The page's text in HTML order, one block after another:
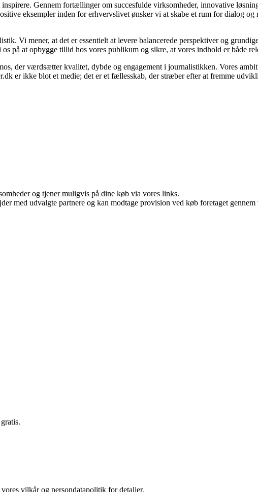
Gennem fortællinger om succesfulde virksomheder, innovative
eksempler inden for erhvervslivet ønsker vi at skabe et rum for dialog
Vi mener, at det er essentielt at levere balancerede perspektiver og
på at opbygge tillid hos vores publikum og sikre, at vores indhold er både
der værdsætter kvalitet, dybde og engagement i journalistikken. Vores
er ikke blot et medie; det er et fællesskab, der stræber efter at fremme
og tjener muligvis på dine køb via vores links.
med udvalgte partnere og kan modtage provision ved køb foretaget
vilkår og persondatapolitik for detaljer.